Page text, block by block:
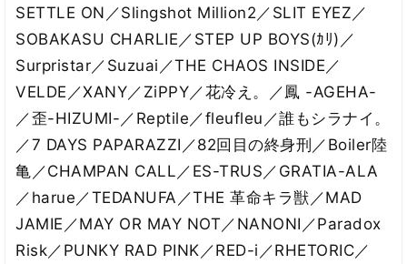
SETTLE ON／Slingshot Million2／SLIT EYEZ／
SOBAKASU CHARLIE／STEP UP BOYS(ｶﾘ)／
Surpristar／Suzuai／THE CHAOS INSIDE／
VELDE／XANY／ZiPPY／花冷え。／鳳 -AGEHA-
／歪-HIZUMI-／Reptile／fleufleu／誰もシラナイ。
／7 DAYS PAPARAZZI／82回目の終身刑／Boiler陸
亀／CHAMPAN CALL／ES-TRUS／GRATIA-ALA
／harue／TEDANUFA／THE 革命キラ獣／MAD
JAMIE／MAY OR MAY NOT／NANONI／Paradox
Risk／PUNKY RAD PINK／RED-i／RHETORIC／